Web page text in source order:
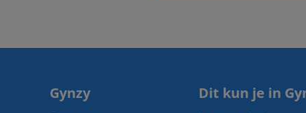
Gynzy Dit kun je in